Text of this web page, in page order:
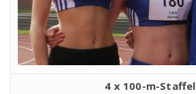
4 x 100-m-Staf­fel